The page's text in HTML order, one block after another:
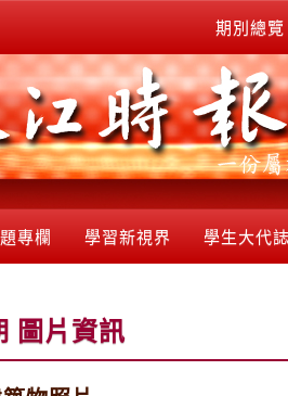
期別總覽
專欄 學習新視界 學生大代誌
圖片資訊